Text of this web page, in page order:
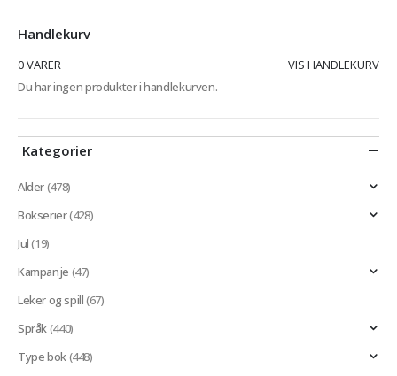
Handlekurv
0 VARER
VIS HANDLEKURV
Du har ingen produkter i handlekurven.
Kategorier
Alder(478)
Bokserier(428)
Jul(19)
Kampanje (47)
Leker og spill(67)
Språk(440)
Type bok(448)